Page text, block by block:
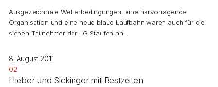
Ausgezeichnete Wetterbedingungen, eine hervorragende
Organisation und eine neue blaue Laufbahn waren auch für die
sieben Teilnehmer der LG Staufen an…
8. August 2011
02
Hieber und Sickinger mit Bestzeiten